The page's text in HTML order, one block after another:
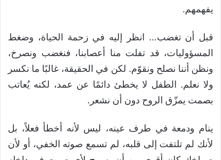
يفهمهم.
قبل أن تغضب… انظر إليه في زحمة الحياة، وضغط
المسؤوليات، قد تفلت منا أعصابنا، فنغضب ونصرخ،
ونظن أننا نصلح ونقوّم. لكن في الحقيقة، غالبًا ما نكسر
ولا نعلم. الطفل لا يخطئ دائمًا عن عمد، لكنه يُعاتب
بصمت يمزّق الروح دون أن نشعر.
ينام ودمعة في طرف عينه، ليس لأنه أخطأ فعلاً، بل
لأنك لم تلتفت إلى قلبه، لم تسمع صوته الخفي، أو لأن